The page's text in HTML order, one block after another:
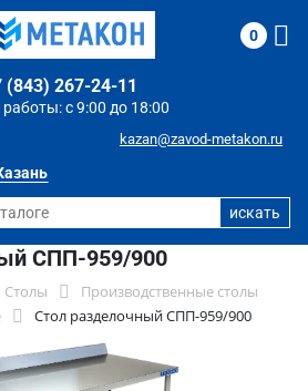
с 9:00 до 18:00
(843) 267-24-11
kazan@zavod-metakon.ru
0
СПП-959/900
Столы
Производственные столы
Стол разделочный СПП-959/900